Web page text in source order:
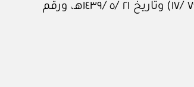
وبعد النظر في قرارات مجلس الشورى رقم (١٠٧ /٥٤) وتاريخ ١٤ /١١ /١٤٣٥هـ، ورقم (٧٩ /٣٨) وتاريخ ٣ /٨ /١٤٣٧هـ، ورقم (٧٩ /١٧) وتاريخ ٢١ /٥ /١٤٣٩هـ، ورقم